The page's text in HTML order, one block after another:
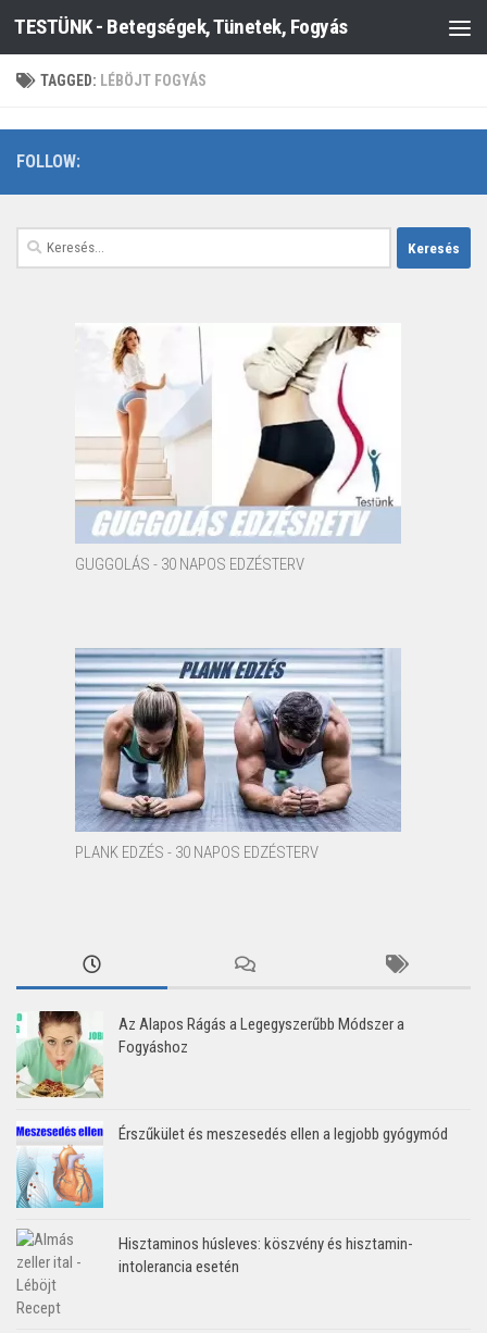
Skip to content
TESTÜNK - Betegségek, Tünetek, Fogyás
TAGGED: LÉBÖJT FOGYÁS
FOLLOW:
Keresés:
GUGGOLÁS - 30 NAPOS EDZÉSTERV
PLANK EDZÉS - 30 NAPOS EDZÉSTERV
Az Alapos Rágás a Legegyszerűbb Módszer a
Fogyáshoz
Érszűkület és meszesedés ellen a legjobb gyógymód
Hisztaminos húsleves: köszvény és hisztamin-
intolerancia esetén